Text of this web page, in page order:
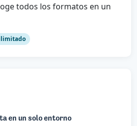
todos los formatos en un
en un solo entorno